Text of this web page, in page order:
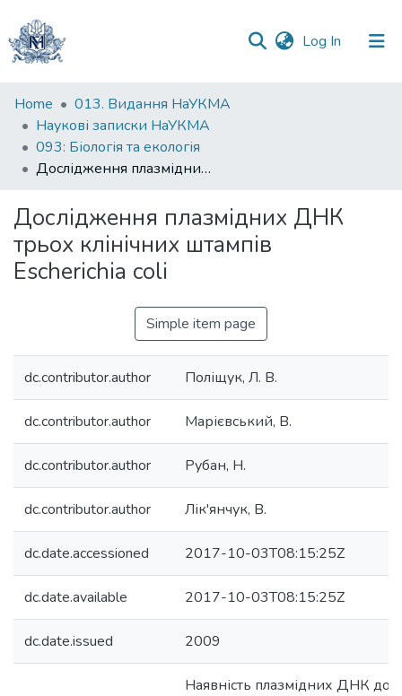
Log In (current)
Communities
&
Collections
All of DSpace
Statistics
Home
013. Видання НаУКМА
Наукові записки НаУКМА
093: Біологія та екологія
Дослідження плазмідних ДНК трьох клінічних штампів Escherichia coli
Дослідження плазмідних ДНК
трьох клінічних штампів
Escherichia coli
Simple item page
dc.contributor.author Поліщук, Л. В.
dc.contributor.author Марієвський, В.
dc.contributor.author Рубан, Н.
dc.contributor.author Лік'янчук, В.
dc.date.accessioned 2017-10-03T08:15:25Z
dc.date.available 2017-10-03T08:15:25Z
dc.date.issued 2009
Наявність плазмідних ДНК